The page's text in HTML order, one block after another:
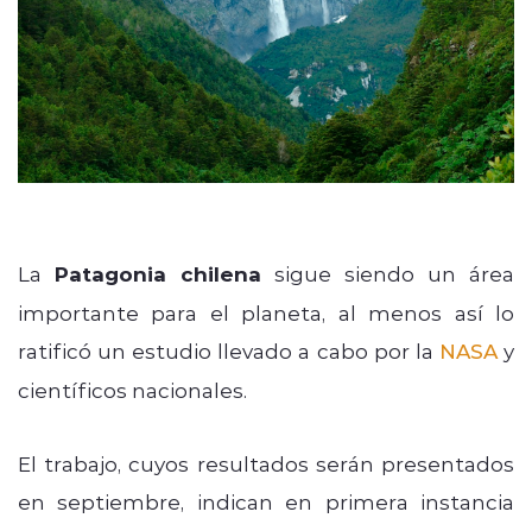
La Patagonia chilena sigue siendo un área
importante para el planeta, al menos así lo
ratificó un estudio llevado a cabo por la NASAy
científicos nacionales.
El trabajo, cuyos resultados serán presentados
en septiembre, indican en primera instancia